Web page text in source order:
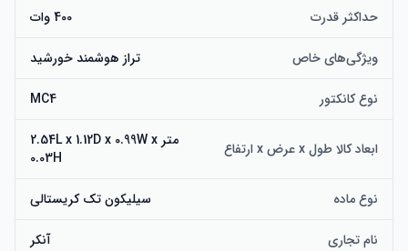
حداکثر قدرت 400 وات
ویژگی‌های خاص تراز هوشمند خورشید
نوع کانکتور MC4
ابعاد کالا طول x عرض x ارتفاع
متر 2.54L x 1.12D x 0.99W x
0.03H
نوع ماده سیلیکون تک کریستالی
نام تجاری آنکر